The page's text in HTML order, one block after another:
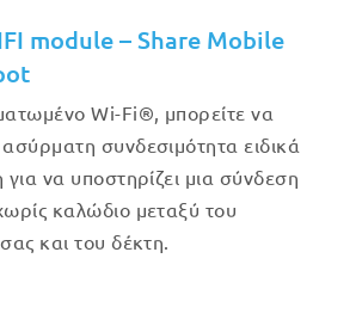
module – Share Mobile
Wi-Fi®, μπορείτε να
συνδεσιμότητα ειδικά
να υποστηρίζει μια σύνδεση
καλώδιο μεταξύ του
και του δέκτη.